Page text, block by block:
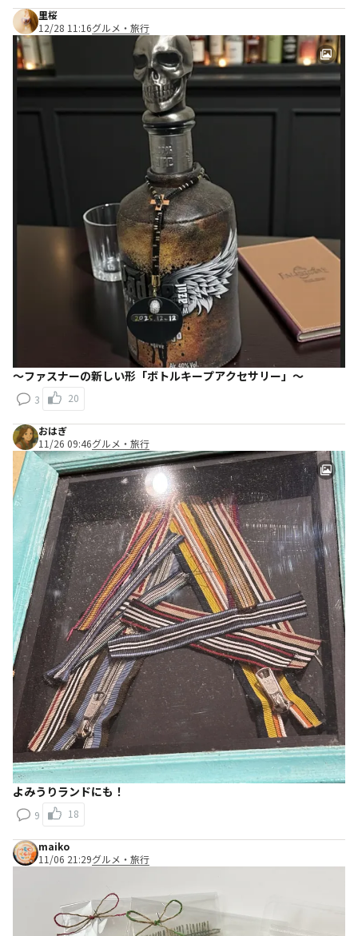
里桜
12/28 11:16グルメ・旅行
～ファスナーの新しい形「ボトルキープアクセサリー」～
3 20
おはぎ
11/26 09:46グルメ・旅行
よみうりランドにも！
9 18
maiko
11/06 21:29グルメ・旅行